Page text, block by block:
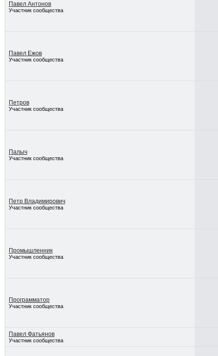
Павел Антонов
Участник сообщества
Павел Ежов
Участник сообщества
Петров
Участник сообщества
Палыч
Участник сообщества
Петр Владимирович
Участник сообщества
Промышленник
Участник сообщества
Программатор
Участник сообщества
Павел Фатьянов
Участник сообщества